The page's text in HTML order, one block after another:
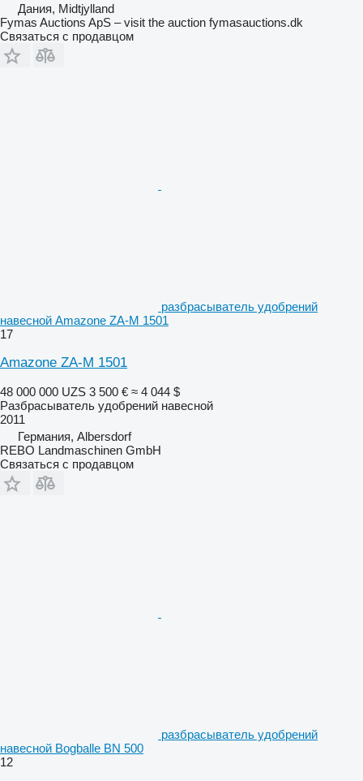
Дания, Midtjylland
Fymas Auctions ApS – visit the auction fymasauctions.dk
Связаться с продавцом
разбрасыватель удобрений
навесной Amazone ZA-M 1501
17
Amazone ZA-M 1501
48 000 000 UZS 3 500 € ≈ 4 044 $
Разбрасыватель удобрений навесной
2011
Германия, Albersdorf
REBO Landmaschinen GmbH
Связаться с продавцом
разбрасыватель удобрений
навесной Bogballe BN 500
12